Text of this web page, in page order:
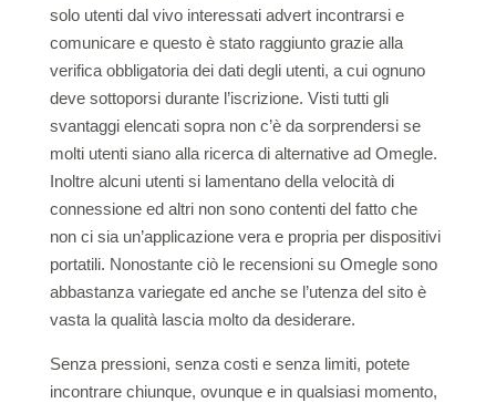
solo utenti dal vivo interessati advert incontrarsi e
comunicare e questo è stato raggiunto grazie alla
verifica obbligatoria dei dati degli utenti, a cui ognuno
deve sottoporsi durante l’iscrizione. Visti tutti gli
svantaggi elencati sopra non c’è da sorprendersi se
molti utenti siano alla ricerca di alternative ad Omegle.
Inoltre alcuni utenti si lamentano della velocità di
connessione ed altri non sono contenti del fatto che
non ci sia un’applicazione vera e propria per dispositivi
portatili. Nonostante ciò le recensioni su Omegle sono
abbastanza variegate ed anche se l’utenza del sito è
vasta la qualità lascia molto da desiderare.
Senza pressioni, senza costi e senza limiti, potete
incontrare chiunque, ovunque e in qualsiasi momento,